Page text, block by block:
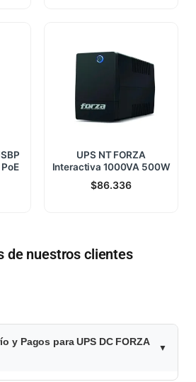
UPS NT FORZA
Interactiva 1000VA 500W
$86.336
de nuestros clientes
y Pagos para UPS DC FORZA